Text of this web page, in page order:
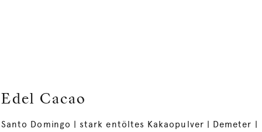
Edel Cacao
Santo Domingo | stark entöltes Kakaopulver | Demeter |